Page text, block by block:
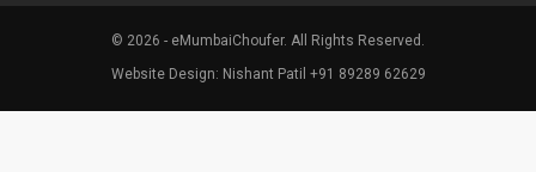
© 2026 - eMumbaiChoufer. All Rights Reserved.
Website Design: Nishant Patil +91 89289 62629